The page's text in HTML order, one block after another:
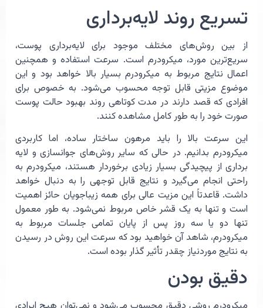
تسریع روند لایه‌برداری
از بین روش‌های مختلف موجود برای لایه‌برداری پوست،
سریع‌ترین مورد، میکرودرم است. سرعت استفاده و همچنین
اعمال نتایج مربوط به میکرودرم بسیار بالا خواهد بود و این
موضوع مزیتی قابل توجه محسوب می‌شود. به خصوص برای
افرادی که قصد دارند در مدت کوتاهی روند بهبود حالت پوست
صورت خود را به طور کامل مشاهده کنند.
این سرعت بالا را باید مرهون ساختار ساده، اما کاربردی
میکرودرم بدانیم. در حالی که سایر روش‌های جوانسازی و لایه
برداری از پیچیدگی بسیار زیادی برخوردار هستند، میکرودرم به
راحتی انجام می‌گیرد و نتایج قابل توجهی را به دنبال خواهد
داشت. قاعدتاً این مزیت عالی برای همه زیباجویان حائز اهمیت
است و تنها به یک قشر خاص مربوط نمی‌شود. به طور معمول
تنها دو یا سه روز پس از پایان تمامی جلسات مربوط به
میکرودرم، شاهد آن خواهید بود که سرعت این روش در رسیدن
به نتایج موردنیاز چقدر تأثیر گذار بوده است.
دقیق بودن